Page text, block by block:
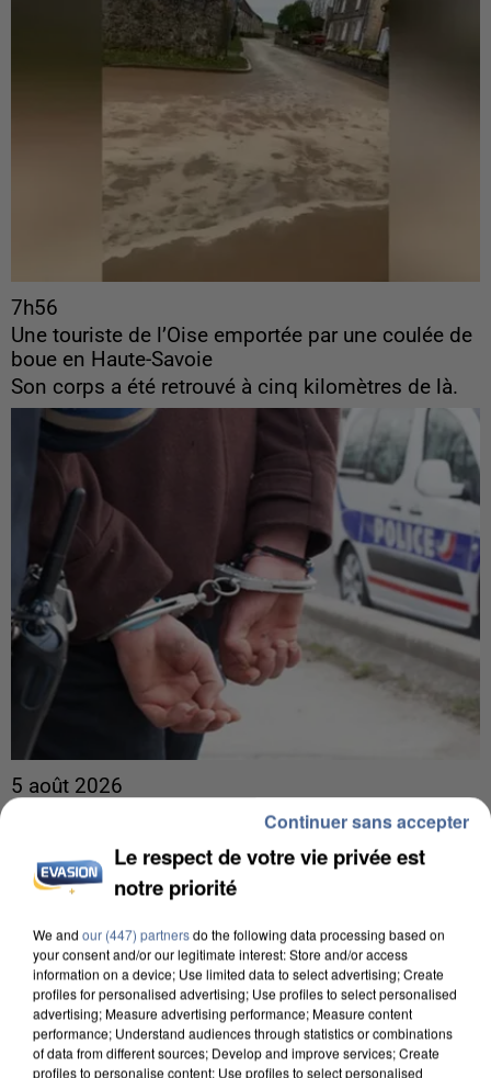
7h56
Une touriste de l’Oise emportée par une coulée de
boue en Haute-Savoie
Son corps a été retrouvé à cinq kilomètres de là.
5 août 2026
L’un des fondateurs supposés de la DZ Mafia
Il est soupçonné d'y avoir mené ses opérations en
France.
Le respect de votre vie privée est
notre priorité
We and our (447) partnersdo the following data processing based on
your consent and/or our legitimate interest: Store and/or access
information on a device; Use limited data to select advertising; Create
profiles for personalised advertising; Use profiles to select personalised
advertising; Measure advertising performance; Measure content
performance; Understand audiences through statistics or combinations
of data from different sources; Develop and improve services; Create
profiles to personalise content; Use profiles to select personalised
Continuer sans accepter